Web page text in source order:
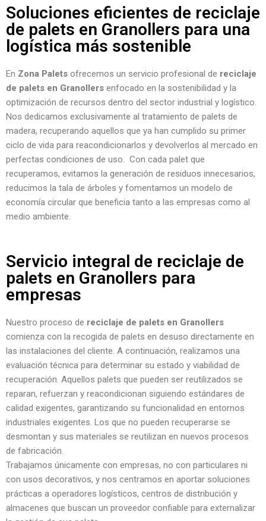
Soluciones eficientes de reciclaje
de palets en Granollers para una
logística más sostenible
En Zona Palets ofrecemos un servicio profesional de reciclaje
de palets en Granollers enfocado en la sostenibilidad y la
optimización de recursos dentro del sector industrial y logístico.
Nos dedicamos exclusivamente al tratamiento de palets de
madera, recuperando aquellos que ya han cumplido su primer
ciclo de vida para reacondicionarlos y devolverlos al mercado en
perfectas condiciones de uso. Con cada palet que
recuperamos, evitamos la generación de residuos innecesarios,
reducimos la tala de árboles y fomentamos un modelo de
economía circular que beneficia tanto a las empresas como al
medio ambiente.
Servicio integral de reciclaje de
palets en Granollers para
empresas
Nuestro proceso de reciclaje de palets en Granollers
comienza con la recogida de palets en desuso directamente en
las instalaciones del cliente. A continuación, realizamos una
evaluación técnica para determinar su estado y viabilidad de
recuperación. Aquellos palets que pueden ser reutilizados se
reparan, refuerzan y reacondicionan siguiendo estándares de
calidad exigentes, garantizando su funcionalidad en entornos
industriales exigentes. Los que no pueden recuperarse se
desmontan y sus materiales se reutilizan en nuevos procesos
de fabricación.
Trabajamos únicamente con empresas, no con particulares ni
con usos decorativos, y nos centramos en aportar soluciones
prácticas a operadores logísticos, centros de distribución y
almacenes que buscan un proveedor confiable para externalizar